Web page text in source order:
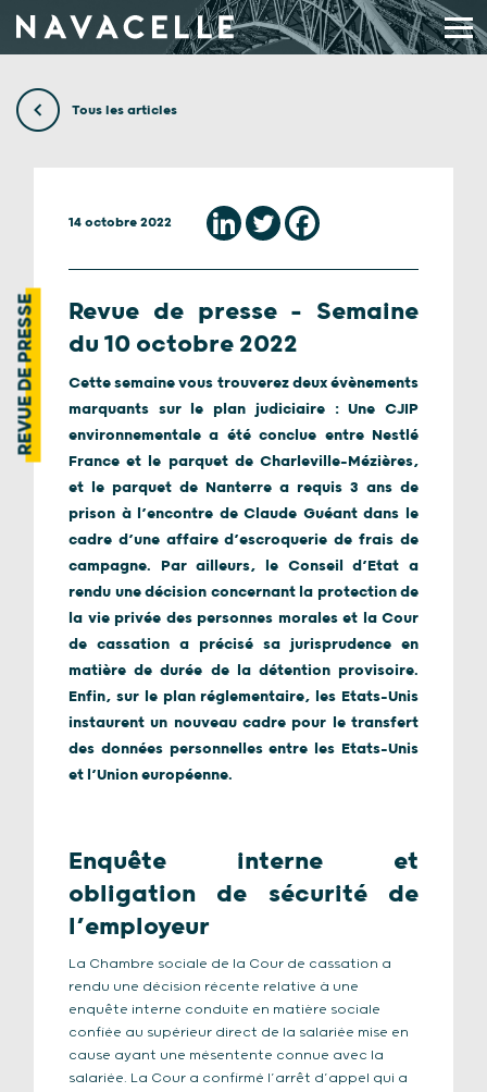
Tous les articles
REVUE DE PRESSE
14 octobre 2022
Revue de presse – Semaine
du 10 octobre 2022
Cette semaine vous trouverez deux évènements
marquants sur le plan judiciaire : Une CJIP
environnementale a été conclue entre Nestlé
France et le parquet de Charleville-Mézières,
et le parquet de Nanterre a requis 3 ans de
prison à l’encontre de Claude Guéant dans le
cadre d’une affaire d’escroquerie de frais de
campagne. Par ailleurs, le Conseil d’Etat a
rendu une décision concernant la protection de
la vie privée des personnes morales et la Cour
de cassation a précisé sa jurisprudence en
matière de durée de la détention provisoire.
Enfin, sur le plan réglementaire, les Etats-Unis
instaurent un nouveau cadre pour le transfert
des données personnelles entre les Etats-Unis
et l’Union européenne.
Enquête interne et
obligation de sécurité de
l’employeur
La Chambre sociale de la Cour de cassation a
rendu une décision récente relative à une
enquête interne conduite en matière sociale
confiée au supérieur direct de la salariée mise en
cause ayant une mésentente connue avec la
salariée. La Cour a confirmé l’arrêt d’appel qui a